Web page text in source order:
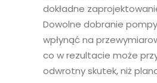
dokładne
Dowolne dobranie
wpłynąć na
co w rezultacie może
odwrotny skutek, niż